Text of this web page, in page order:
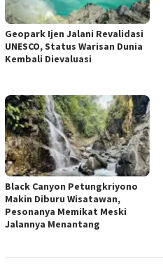
Geopark Ijen Jalani Revalidasi
UNESCO, Status Warisan Dunia
Kembali Dievaluasi
Black Canyon Petungkriyono
Makin Diburu Wisatawan,
Pesonanya Memikat Meski
Jalannya Menantang